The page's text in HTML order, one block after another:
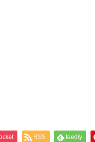
RSS feedly